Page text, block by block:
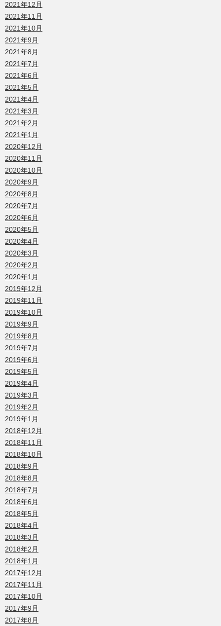
2021年12月
2021年11月
2021年10月
2021年9月
2021年8月
2021年7月
2021年6月
2021年5月
2021年4月
2021年3月
2021年2月
2021年1月
2020年12月
2020年11月
2020年10月
2020年9月
2020年8月
2020年7月
2020年6月
2020年5月
2020年4月
2020年3月
2020年2月
2020年1月
2019年12月
2019年11月
2019年10月
2019年9月
2019年8月
2019年7月
2019年6月
2019年5月
2019年4月
2019年3月
2019年2月
2019年1月
2018年12月
2018年11月
2018年10月
2018年9月
2018年8月
2018年7月
2018年6月
2018年5月
2018年4月
2018年3月
2018年2月
2018年1月
2017年12月
2017年11月
2017年10月
2017年9月
2017年8月